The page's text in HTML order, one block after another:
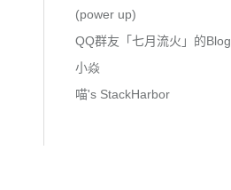
(power up)
QQ群友「七月流火」的Blog
小焱
喵's StackHarbor